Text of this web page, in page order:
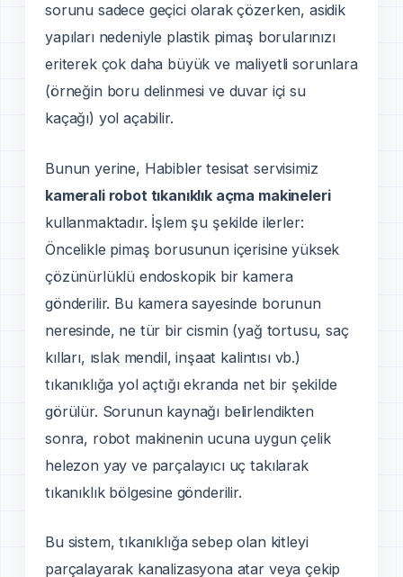
sorunu sadece geçici olarak çözerken, asidik
yapıları nedeniyle plastik pimaş borularınızı
eriterek çok daha büyük ve maliyetli sorunlara
(örneğin boru delinmesi ve duvar içi su
kaçağı) yol açabilir.
Bunun yerine, Habibler tesisat servisimiz
kamerali robot tıkanıklık açma makineleri
kullanmaktadır. İşlem şu şekilde ilerler:
Öncelikle pimaş borusunun içerisine yüksek
çözünürlüklü endoskopik bir kamera
gönderilir. Bu kamera sayesinde borunun
neresinde, ne tür bir cismin (yağ tortusu, saç
kılları, ıslak mendil, inşaat kalintısı vb.)
tıkanıklığa yol açtığı ekranda net bir şekilde
görülür. Sorunun kaynağı belirlendikten
sonra, robot makinenin ucuna uygun çelik
helezon yay ve parçalayıcı uç takılarak
tıkanıklık bölgesine gönderilir.
Bu sistem, tıkanıklığa sebep olan kitleyi
parçalayarak kanalizasyona atar veya çekip